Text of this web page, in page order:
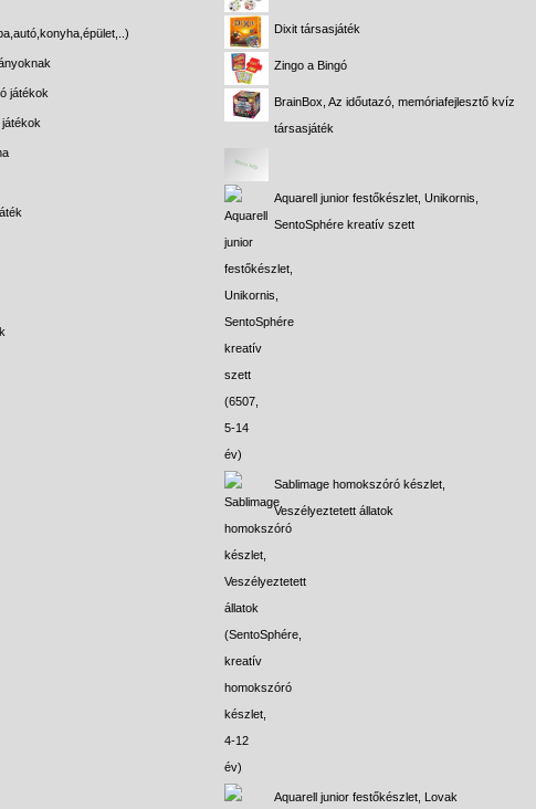
játékok
Dixit társasjáték
Zingo a Bingó
BrainBox, Az időutazó, memóriafejlesztő kvíz
társasjáték
Aquarell junior festőkészlet, Unikornis,
SentoSphére kreatív szett
Sablimage homokszóró készlet,
Veszélyeztetett állatok
Aquarell junior festőkészlet, Lovak